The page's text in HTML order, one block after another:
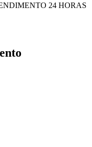
24 HORAS